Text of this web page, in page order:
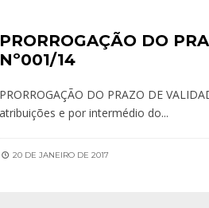
PRORROGAÇÃO DO
Nº001/14
PRORROGAÇÃO DO PRAZO DE
atribuições e por intermédio do...
20 DE JANEIRO DE 2017